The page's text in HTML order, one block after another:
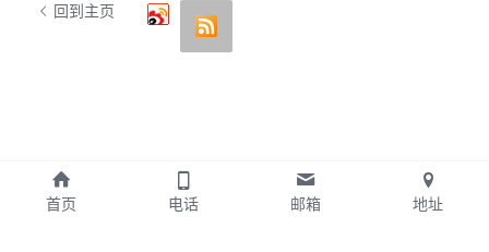
回到主页
首页 电话 邮箱 地址